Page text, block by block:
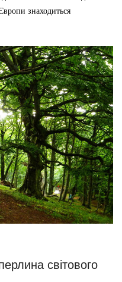
знаходиться
світового